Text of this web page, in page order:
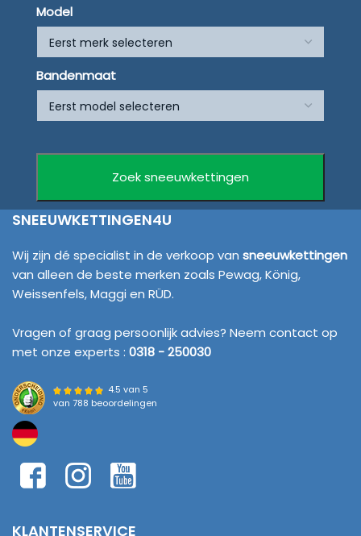
Model
Bandenmaat
SNEEUWKETTINGEN4U
Wij zijn dé specialist in de verkoop van sneeuwkettingen
van alleen de beste merken zoals Pewag, König,
Weissenfels, Maggi en RÜD.
Vragen of graag persoonlijk advies? Neem contact op
met onze experts : 0318 - 250030
4.5 van 5
van 788 beoordelingen
KLANTENSERVICE